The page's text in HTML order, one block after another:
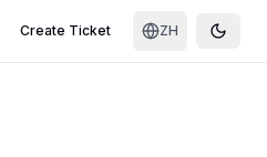
Create Ticket ZH Toggle